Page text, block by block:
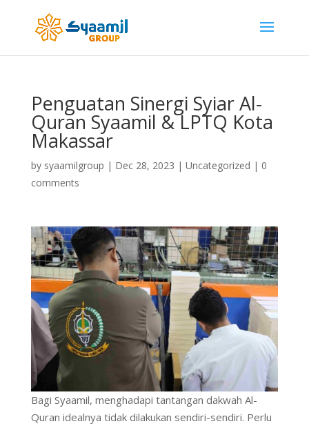
Penguatan Sinergi Syiar Al-
Quran Syaamil & LPTQ Kota
Makassar
by syaamilgroup | Dec 28, 2023 | Uncategorized | 0
comments
Bagi Syaamil, menghadapi tantangan dakwah Al-
Quran idealnya tidak dilakukan sendiri-sendiri. Perlu